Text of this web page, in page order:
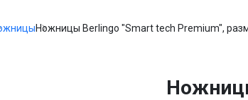
Ножницы Berlingo "Smart tech Premium",